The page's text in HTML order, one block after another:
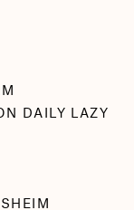
DAILY LAZY